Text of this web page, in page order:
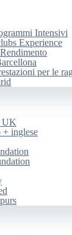
Intensivi
Experience
per le
UK
inglese